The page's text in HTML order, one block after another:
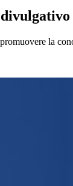
la